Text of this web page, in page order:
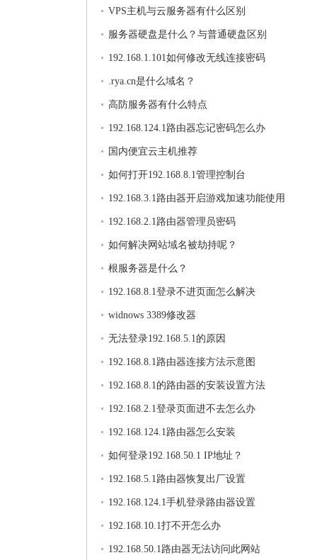
VPS主机与云服务器有什么区别
服务器硬盘是什么？与普通硬盘区别
192.168.1.101如何修改无线连接密码
.rya.cn是什么域名？
高防服务器有什么特点
192.168.124.1路由器忘记密码怎么办
国内便宜云主机推荐
如何打开192.168.8.1管理控制台
192.168.3.1路由器开启游戏加速功能使用
192.168.2.1路由器管理员密码
如何解决网站域名被劫持呢？
根服务器是什么？
192.168.8.1登录不进页面怎么解决
widnows 3389修改器
无法登录192.168.5.1的原因
192.168.8.1路由器连接方法示意图
192.168.8.1的路由器的安装设置方法
192.168.2.1登录页面进不去怎么办
192.168.124.1路由器怎么安装
如何登录192.168.50.1 IP地址？
192.168.5.1路由器恢复出厂设置
192.168.124.1手机登录路由器设置
192.168.10.1打不开怎么办
192.168.50.1路由器无法访问此网站